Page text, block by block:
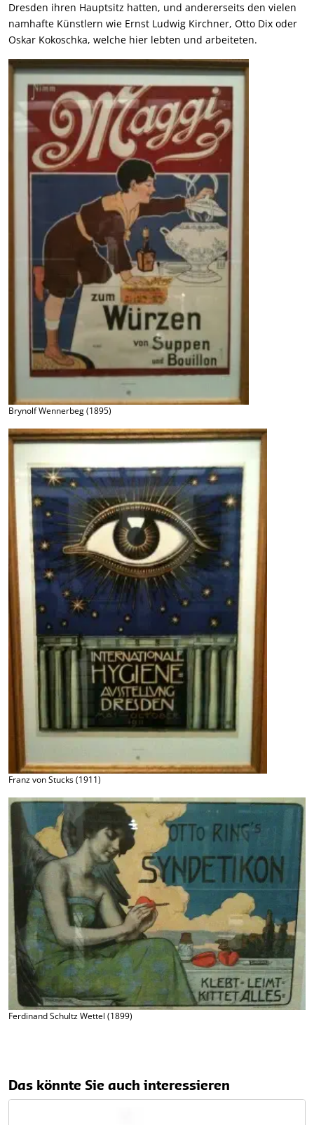
Dresden ihren Hauptsitz hatten, und andererseits den vielen
namhafte Künstlern wie Ernst Ludwig Kirchner, Otto Dix oder
Oskar Kokoschka, welche hier lebten und arbeiteten.
Brynolf Wennerbeg (1895)
Franz von Stucks (1911)
Ferdinand Schultz Wettel (1899)
Das könnte Sie auch interessieren